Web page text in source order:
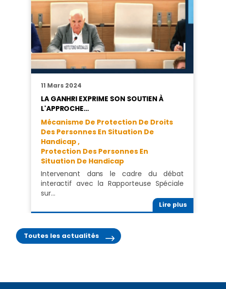
11 Mars 2024
LA GANHRI EXPRIME SON SOUTIEN À
L'APPROCHE…
Mécanisme De Protection De Droits
Des Personnes En Situation De
Handicap ,
Protection Des Personnes En
Situation De Handicap
Intervenant dans le cadre du débat
interactif avec la Rapporteuse Spéciale
sur…
Lire plus
Toutes les actualités